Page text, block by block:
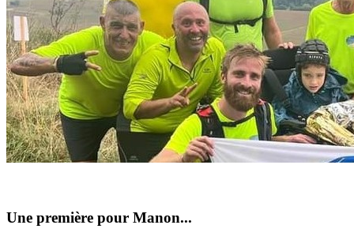
Une première pour Manon...